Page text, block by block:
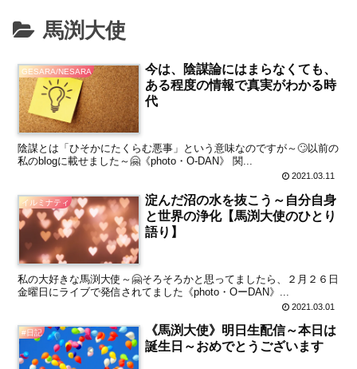
馬渕大使
GESARA/NESARA
今は、陰謀論にはまらなくても、
ある程度の情報で真実がわかる時
代
陰謀とは「ひそかにたくらむ悪事」という意味なのですが～🙄以前の
私のblogに載せました～🤗《photo・O-DAN》 関...
2021.03.11
イルミナティ
淀んだ沼の水を抜こう～自分自身
と世界の浄化【馬渕大使のひとり
語り】
私の大好きな馬渕大使～🤗そろそろかと思ってましたら、２月２６日
金曜日にライブで発信されてました《photo・OーDAN》...
2021.03.01
#日記
《馬渕大使》明日生配信～本日は
誕生日～おめでとうございます